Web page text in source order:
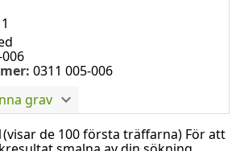
0311 005-006
grav
(visar de 100 första träffarna) För att